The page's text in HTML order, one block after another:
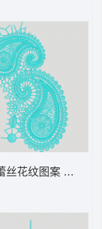
丝花纹图案 水溶满